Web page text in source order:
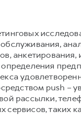
push –
рассылки,
таких